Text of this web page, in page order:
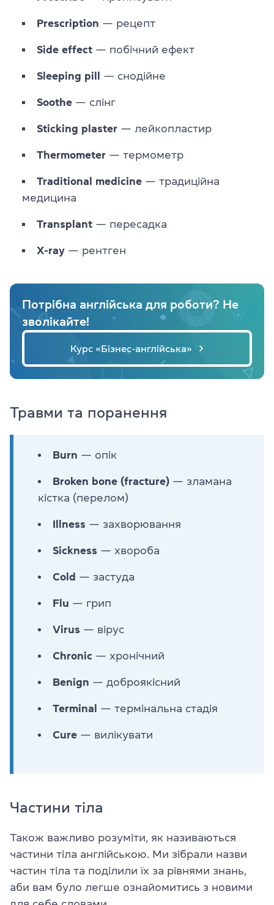
Prescription — рецепт
Side effect — побічний ефект
Sleeping pill — снодійне
Soothe — слінг
Sticking plaster — лейкопластир
Thermometer — термометр
Traditional medicine — традиційна
медицина
Transplant — пересадка
X-ray — рентген
Потрібна англійська для роботи? Не
зволікайте!
Курс «Бізнес-англійська»
Травми та поранення
Burn — опік
Broken bone (fracture) — зламана
кістка (перелом)
Illness — захворювання
Sickness — хвороба
Cold — застуда
Flu — грип
Virus — вірус
Chronic — хронічний
Benign — доброякісний
Terminal — термінальна стадія
Cure — вилікувати
Частини тіла
Також важливо розуміти, як називаються
частини тіла англійською. Ми зібрали назви
частин тіла та поділили їх за рівнями знань,
аби вам було легше ознайомитись з новими